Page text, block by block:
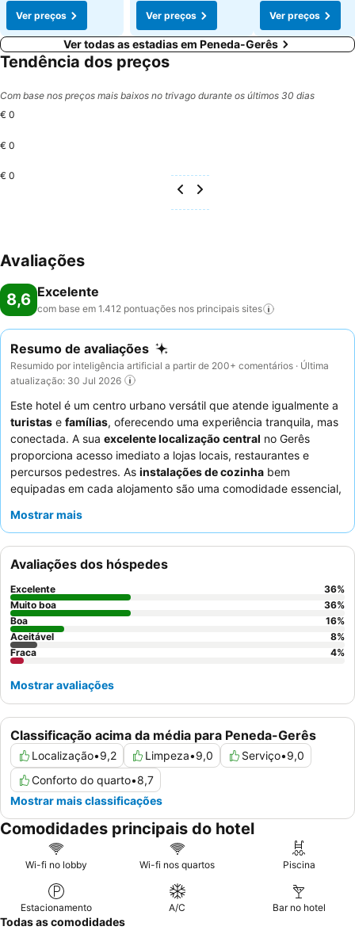
Ver preços
Ver preços
Ver preços
Ver todas as estadias em Peneda-Gerês
Tendência dos preços
Com base nos preços mais baixos no trivago durante os últimos 30 dias
€ 0
€ 0
€ 0
Avaliações
8,6 Excelente
com base em 1.412 pontuações nos principais sites
Resumo de avaliações
Resumido por inteligência artificial a partir de 200+ comentários · Última
atualização: 30 Jul 2026
Este hotel é um centro urbano versátil que atende igualmente a
turistas e famílias, oferecendo uma experiência tranquila, mas
conectada. A sua excelente localização central no Gerês
proporciona acesso imediato a lojas locais, restaurantes e
percursos pedestres. As instalações de cozinha bem
equipadas em cada alojamento são uma comodidade essencial,
refeições. Os hóspedes elogiam consistentemente o
uma estadia confortável. Para uma experiência
verdadeiramente tranquila, considere solicitar um quarto com
vistas para o vale
Mostrar mais
Classificação acima da média para Peneda-Gerês
Localização•9,2 Limpeza•9,0 Serviço•9,0
Conforto do quarto•8,7
Mostrar mais classificações
Avaliações dos hóspedes
Excelente 36%
Muito boa
36%
Boa
16%
Aceitável
8%
Fraca
4%
Mostrar avaliações
Comodidades principais do hotel
Wi-fi no lobby Wi-fi nos quartos Piscina
Estacionamento A/C Bar no hotel
Todas as comodidades